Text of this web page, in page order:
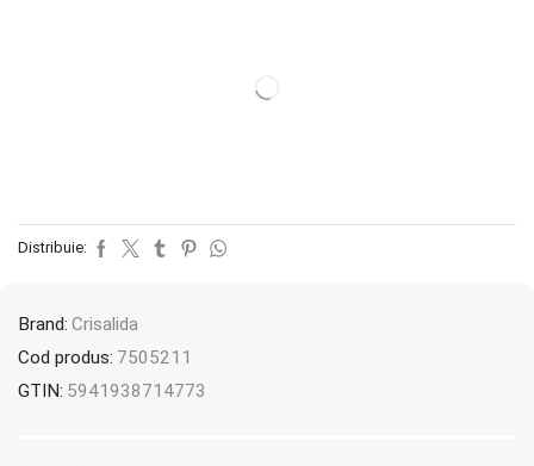
Distribuie:
Brand: Crisalida
Cod produs: 7505211
GTIN: 5941938714773